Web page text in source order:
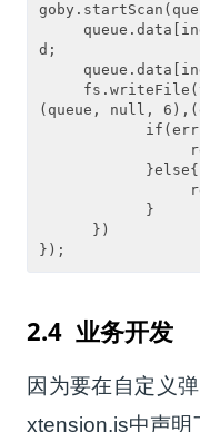
d;
(queue, null,
}else{
}
})
});
2.4业务开发
因为要在自定义
xtension.js中声明